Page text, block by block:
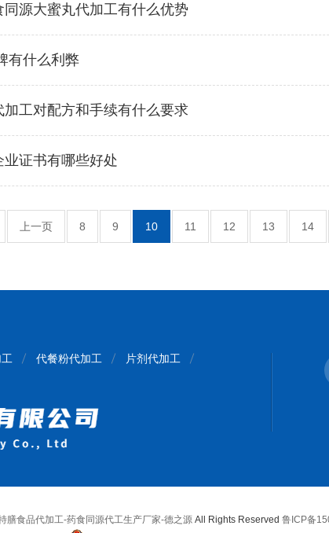
源大蜜丸代加工有什么优势
有什么利弊
工对配方和手续有什么要求
证书有哪些好处
上一页 8 9 10 11 12 13 14
代餐粉代加工
片剂代加工
膳食品代加工-药食同源代工生产厂家-德之源 All Rights Reserved 鲁ICP备